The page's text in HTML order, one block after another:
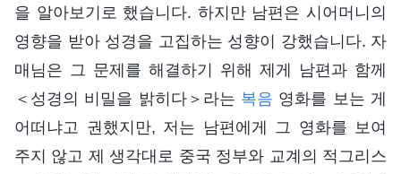
을 알아보기로 했습니다. 하지만 남편은 시어머니의
영향을 받아 성경을 고집하는 성향이 강했습니다. 자
매님은 그 문제를 해결하기 위해 제게 남편과 함께
＜성경의 비밀을 밝히다＞라는 복음 영화를 보는 게
어떠냐고 권했지만, 저는 남편에게 그 영화를 보여
주지 않고 제 생각대로 중국 정부와 교계의 적그리스